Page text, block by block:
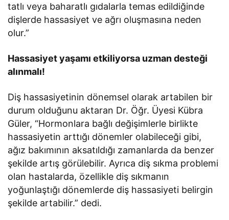
tatlı veya baharatlı gıdalarla temas edildiğinde
dişlerde hassasiyet ve ağrı oluşmasına neden
olur.”
Hassasiyet yaşamı etkiliyorsa uzman desteği
alınmalı!
Diş hassasiyetinin dönemsel olarak artabilen bir
durum olduğunu aktaran Dr. Öğr. Üyesi Kübra
Güler, “Hormonlara bağlı değişimlerle birlikte
hassasiyetin arttığı dönemler olabileceği gibi,
ağız bakımının aksatıldığı zamanlarda da benzer
şekilde artış görülebilir. Ayrıca diş sıkma problemi
olan hastalarda, özellikle diş sıkmanın
yoğunlaştığı dönemlerde diş hassasiyeti belirgin
şekilde artabilir.” dedi.